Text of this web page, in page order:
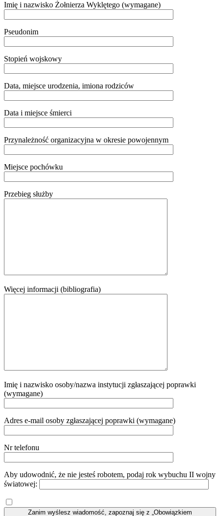
Imię i nazwisko Żołnierza Wyklętego (wymagane)
Pseudonim
Stopień wojskowy
Data, miejsce urodzenia, imiona rodziców
Data i miejsce śmierci
Przynależność organizacyjna w okresie powojennym
Miejsce pochówku
Przebieg służby
Więcej informacji (bibliografia)
Imię i nazwisko osoby/nazwa instytucji zgłaszającej poprawki
(wymagane)
Adres e-mail osoby zgłaszającej poprawki (wymagane)
Nr telefonu
Aby udowodnić, że nie jesteś robotem, podaj rok wybuchu II wojny
światowej:
Zanim wyślesz wiadomość, zapoznaj się z „Obowiązkiem